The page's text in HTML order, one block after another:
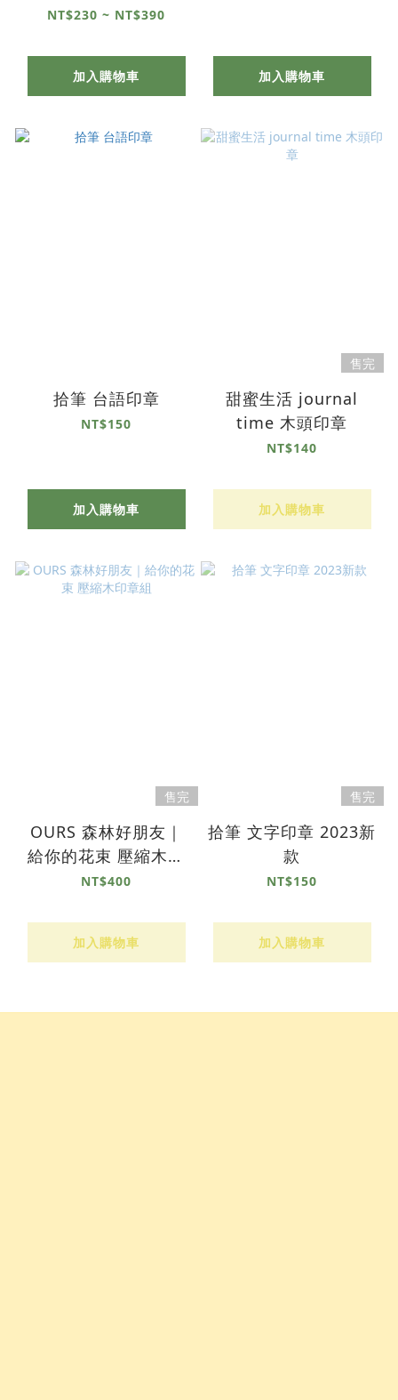
NT$230 ~ NT$390
加入購物車 加入購物車
拾筆 台語印章
NT$150
加入購物車
售完
甜蜜生活 journal
time 木頭印章
NT$140
加入購物車
售完
OURS 森林好朋友｜
給你的花束 壓縮木印
章組
NT$400
加入購物車
售完
拾筆 文字印章 2023新
款
NT$150
加入購物車